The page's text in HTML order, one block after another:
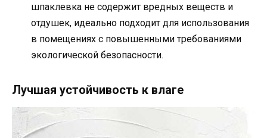
шпаклевка не содержит вредных веществ и
отдушек, идеально подходит для использования
в помещениях с повышенными требованиями
экологической безопасности.
Лучшая устойчивость к влаге